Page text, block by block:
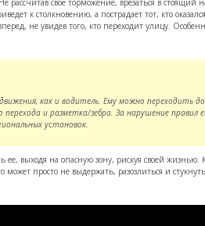
рассчитав свое торможение, врезаться в стоящий
к столкновению, а пострадает тот, кто
не увидев того, кто переходит улицу.
как и водитель. Ему можно переходить
и разметка/зебра. За нарушение правил
установок.
выходя на опасную зону, рискуя своей жизнью.
просто не выдержать, разозлиться и